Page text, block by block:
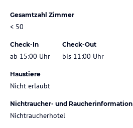
Gesamtzahl Zimmer
< 50
Check-In
ab 15:00 Uhr
Check-Out
bis 11:00 Uhr
Haustiere
Nicht erlaubt
Nichtraucher- und Raucherinformation
Nichtraucherhotel